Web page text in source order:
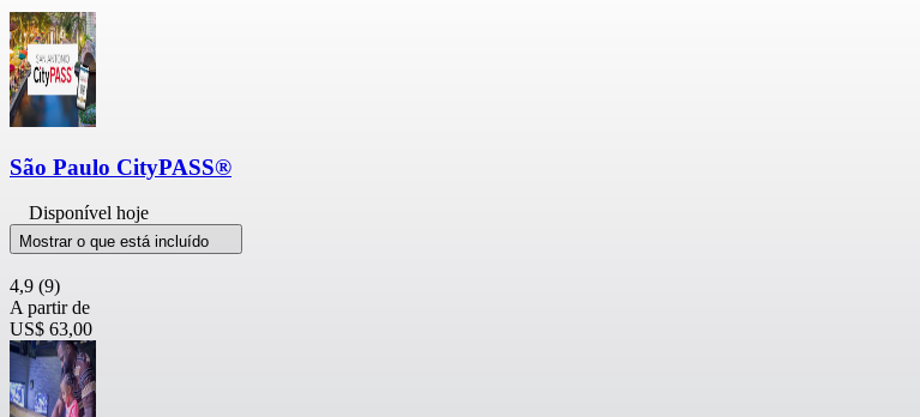
São Paulo CityPASS®
Disponível hoje
Mostrar o que está incluído
4,9 (9)
A partir de
US$ 63,00